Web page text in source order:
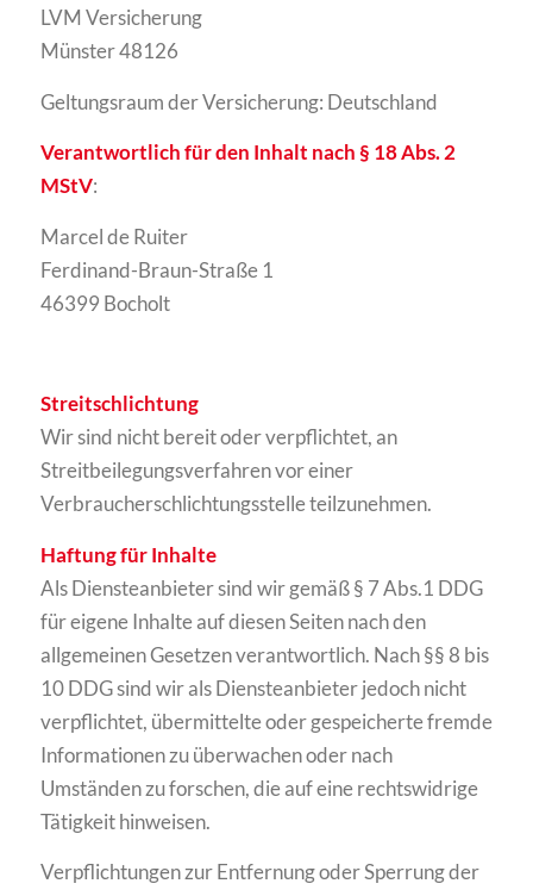
LVM Versicherung
Münster 48126
Geltungsraum der Versicherung: Deutschland
Verantwortlich für den Inhalt nach § 18 Abs. 2
MStV:
Marcel de Ruiter
Ferdinand-Braun-Straße 1
46399 Bocholt
Streitschlichtung
Wir sind nicht bereit oder verpflichtet, an
Streitbeilegungsverfahren vor einer
Verbraucherschlichtungsstelle teilzunehmen.
Haftung für Inhalte
Als Diensteanbieter sind wir gemäß § 7 Abs.1 DDG
für eigene Inhalte auf diesen Seiten nach den
allgemeinen Gesetzen verantwortlich. Nach §§ 8 bis
10 DDG sind wir als Diensteanbieter jedoch nicht
verpflichtet, übermittelte oder gespeicherte fremde
Informationen zu überwachen oder nach
Umständen zu forschen, die auf eine rechtswidrige
Tätigkeit hinweisen.
Verpflichtungen zur Entfernung oder Sperrung der